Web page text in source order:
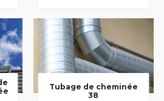
Tubage de cheminée
38